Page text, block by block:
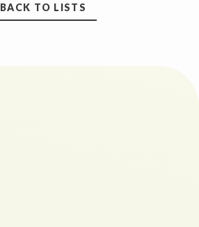
BACK TO LISTS